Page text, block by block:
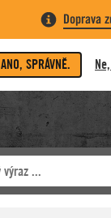
Doprava
ANO, SPRÁVNĚ.